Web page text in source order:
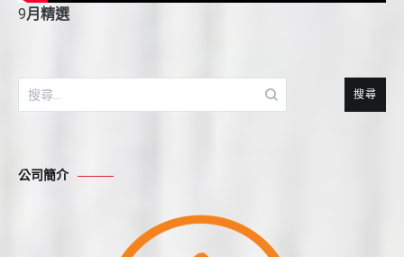
9月精選
搜
尋
字:
公司簡介